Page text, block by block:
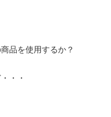
品を使用するか？
・・